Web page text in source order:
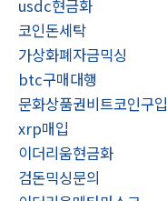
usdc현금화
코인돈세탁
가상화폐자금믹싱
btc구매대행
문화상품권비트코인구입
xrp매입
이더리움현금화
검돈믹싱문의